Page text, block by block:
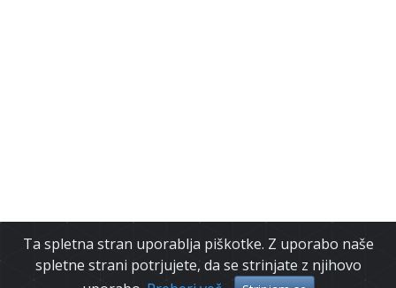
Ta spletna stran uporablja piškotke. Z uporabo naše
spletne strani potrjujete, da se strinjate z njihovo